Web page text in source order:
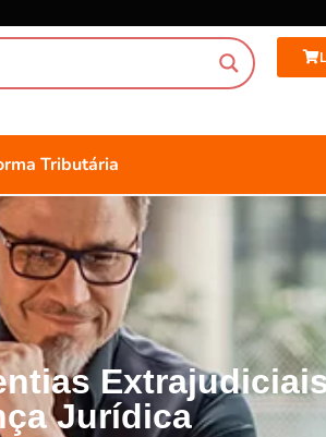
Tributária
Jurídica